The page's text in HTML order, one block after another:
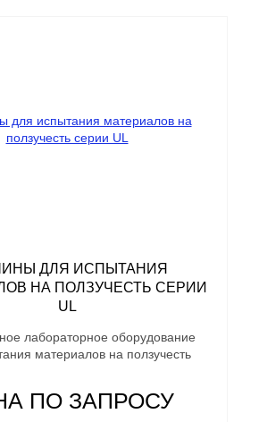
ДЛЯ ИСПЫТАНИЯ
НА ПОЛЗУЧЕСТЬ СЕРИИ
UL
лабораторное оборудование
материалов на ползучесть
ПО ЗАПРОСУ